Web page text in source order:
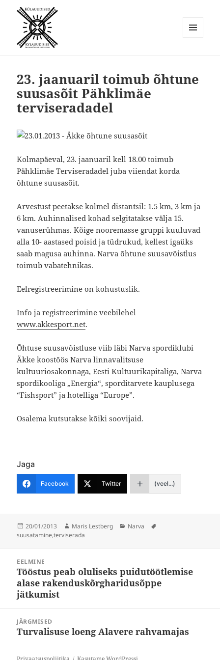
23. jaanuaril toimub õhtune
suusasõit Pähklimäe
terviseradadel
Kolmapäeval, 23. jaanuaril kell 18.00 toimub
Pähklimäe Terviseradadel juba viiendat korda
õhtune suusasõit.
Arvestust peetakse kolmel distantsil: 1.5 km, 3 km ja
6 km. Auhinnalised kohad selgitatakse välja 15.
vanuserühmas. Kõige nooremasse gruppi kuuluvad
alla 10- aastased poisid ja tüdrukud, kellest igaüks
saab magusa auhinna. Narva õhtune suusavõistlus
toimub vabatehnikas.
Eelregistreerimine on kohustuslik.
Info ja registreerimine veebilehel
www.akkesport.net.
Õhtuse suusavõistluse viib läbi Narva spordiklubi
Äkke koostöös Narva linnavalitsuse
kultuuriosakonnaga, Eesti Kultuurikapitaliga, Narva
spordikooliga „Energia“, sporditarvete kauplusega
“Fishsport” ja hotelliga “Europe”.
Osalema kutsutakse kõiki soovijaid.
Jaga
Facebook Twitter (veel...)
Postitatud
20/01/2013 Autor
Maris Lestberg Rubriigid
Narva
suusatamine,terviserada
EELMINE
Eelmine
postitus:
Tööstus peab oluliseks puidutöötlemise
alase rakenduskõrgharidusõppe
jätkumist
JÄRGMISED
Järgmine
Turvalisuse loeng Alavere rahvamajas